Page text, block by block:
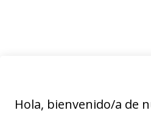
Hola, bienvenido/a de